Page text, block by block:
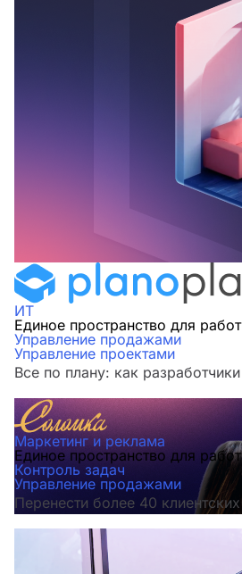
ИТ
Единое пространство для
Управление продажами
Управление проектами
Все по плану: как
Маркетинг и реклама
Единое пространство для
Контроль задач
Управление продажами
Перенести более 40